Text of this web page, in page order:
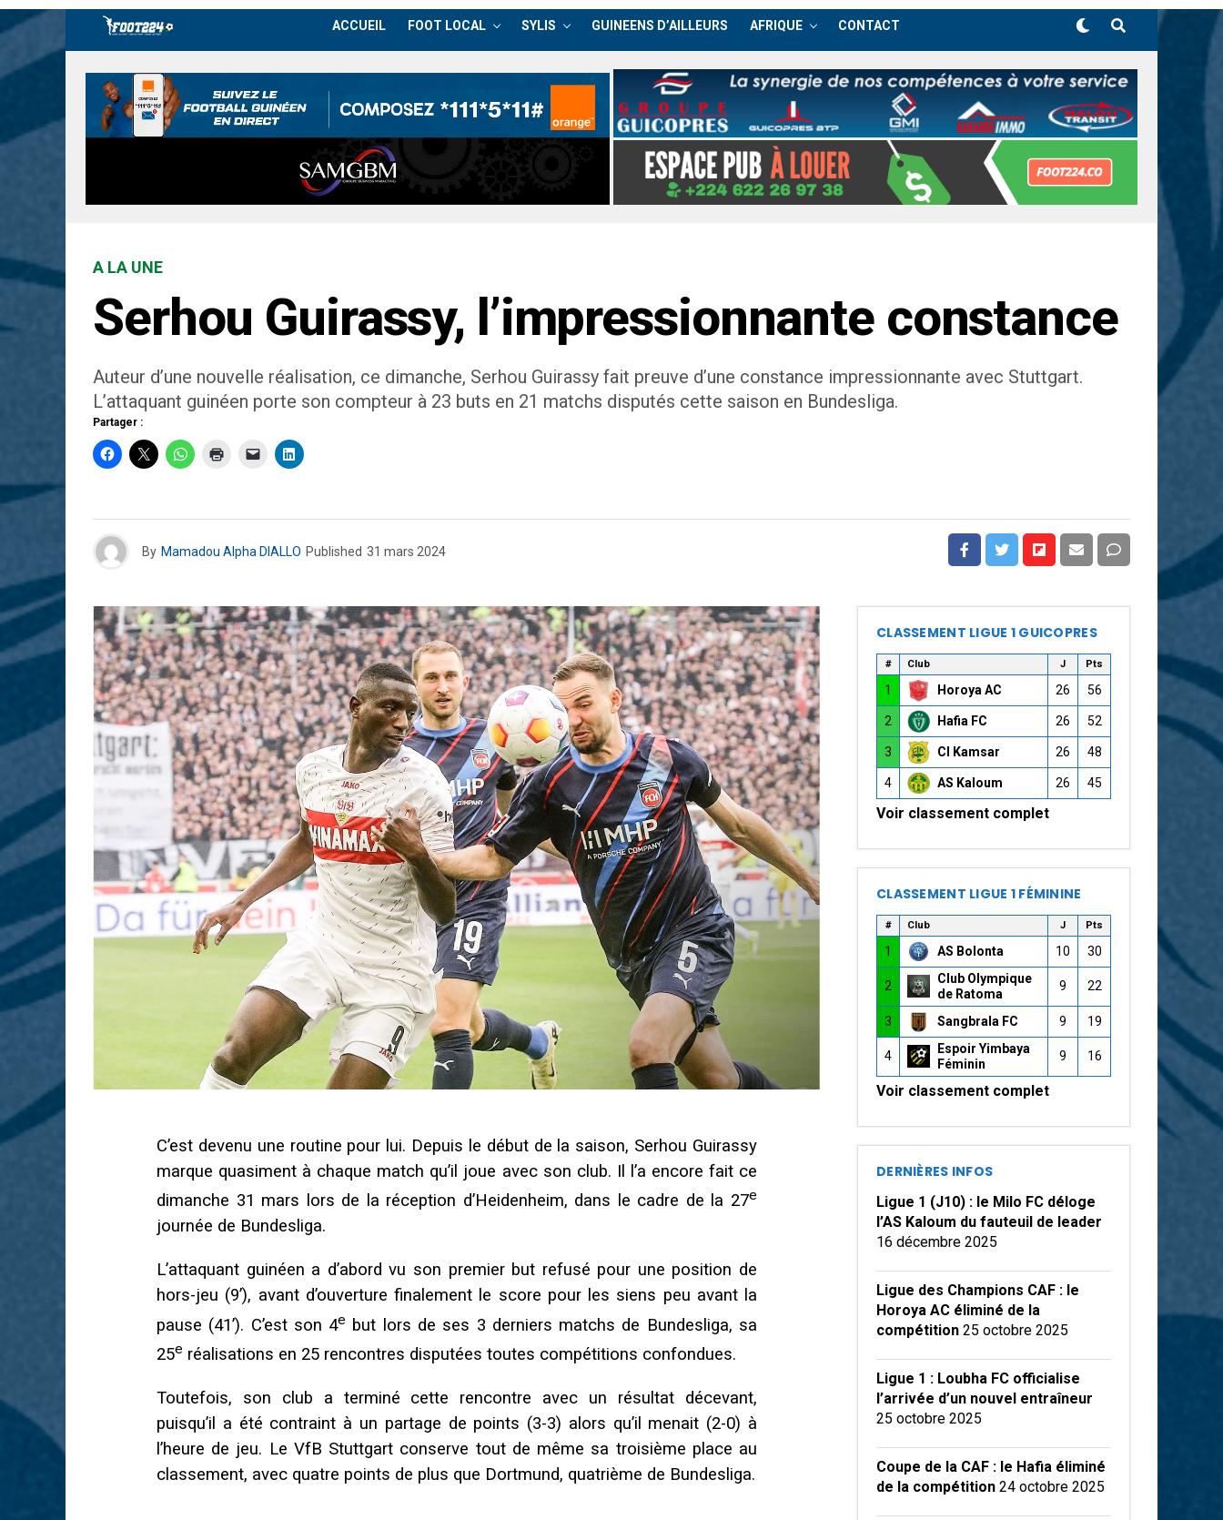
ACCUEIL FOOT LOCAL SYLIS GUINEENS D’AILLEURS AFRIQUE CONTACT
A LA UNE
Serhou Guirassy, l’impressionnante constance
Auteur d’une nouvelle réalisation, ce dimanche, Serhou Guirassy fait preuve d’une constance impressionnante avec Stuttgart.
L’attaquant guinéen porte son compteur à 23 buts en 21 matchs disputés cette saison en Bundesliga.
Partager :
By Mamadou Alpha DIALLO Published 31 mars 2024
C’est devenu une routine pour lui. Depuis le début de la saison, Serhou Guirassy
marque quasiment à chaque match qu’il joue avec son club. Il l’a encore fait ce
dimanche 31 mars lors de la réception d’Heidenheim, dans le cadre de la 27e
journée de Bundesliga.
L’attaquant guinéen a d’abord vu son premier but refusé pour une position de
hors-jeu (9’), avant d’ouverture finalement le score pour les siens peu avant la
pause (41’). C’est son 4e but lors de ses 3 derniers matchs de Bundesliga, sa
25e réalisations en 25 rencontres disputées toutes compétitions confondues.
Toutefois, son club a terminé cette rencontre avec un résultat décevant,
puisqu’il a été contraint à un partage de points (3-3) alors qu’il menait (2-0) à
l’heure de jeu. Le VfB Stuttgart conserve tout de même sa troisième place au
classement, avec quatre points de plus que Dortmund, quatrième de Bundesliga.
CLASSEMENT LIGUE 1 GUICOPRES
# Club J Pts
1 Horoya AC 26 56
2 Hafia FC 26 52
3 CI Kamsar 26 48
4 AS Kaloum 26 45
Voir classement complet
CLASSEMENT LIGUE 1 FÉMININE
# Club J Pts
1 AS Bolonta 10 30
2
Club Olympique
de Ratoma
9 22
3 Sangbrala FC 9 19
4
Espoir Yimbaya
Féminin
9 16
Voir classement complet
DERNIÈRES INFOS
Ligue 1 (J10) : le Milo FC déloge
l’AS Kaloum du fauteuil de leader
16 décembre 2025
Ligue des Champions CAF : le
Horoya AC éliminé de la
compétition 25 octobre 2025
Ligue 1 : Loubha FC officialise
l’arrivée d’un nouvel entraîneur
25 octobre 2025
Coupe de la CAF : le Hafia éliminé
de la compétition 24 octobre 2025